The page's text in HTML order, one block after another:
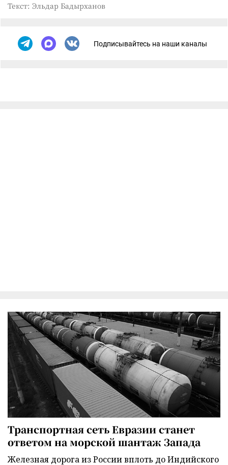
Текст: Эльдар Бадырханов
Подписывайтесь на наши каналы
Транспортная сеть Евразии станет
ответом на морской шантаж Запада
Железная дорога из России вплоть до Индийского